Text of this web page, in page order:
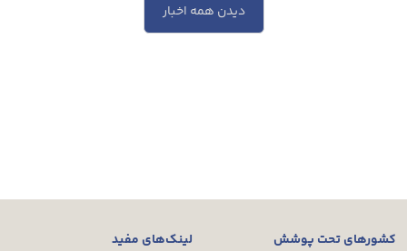
دیدن همه اخبار
کشورهای تحت پوشش
لینک‌های مفید